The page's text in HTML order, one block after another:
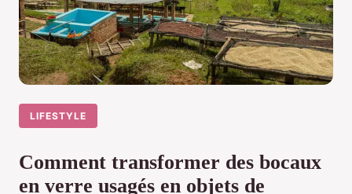
LIFESTYLE
Comment transformer des bocaux
en verre usagés en objets de